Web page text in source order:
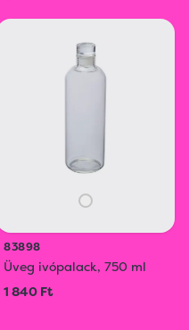
83898
Üveg ivópalack, 750 ml
1 840 Ft